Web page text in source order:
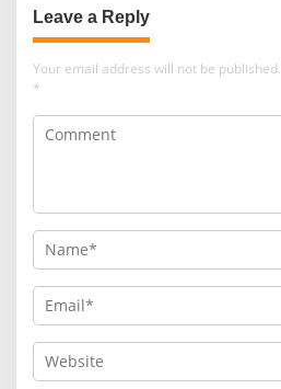
Leave a Reply
Your email address will not be published.
*